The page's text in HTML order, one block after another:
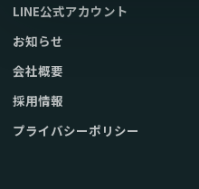
LINE公式アカウント
お知らせ
会社概要
採用情報
プライバシーポリシー